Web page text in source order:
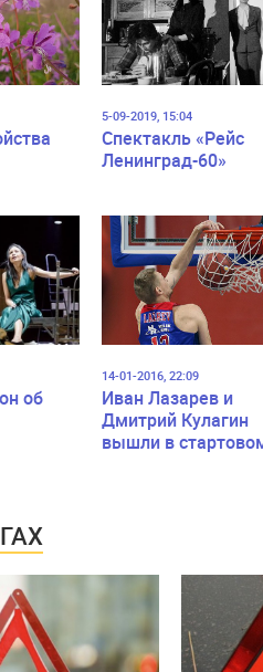
5-09-2019, 15:04
Cпектакль «Рейс
Ленинград-60»
об
14-01-2016, 22:09
Иван Лазарев и
Дмитрий Кулагин
вышли в